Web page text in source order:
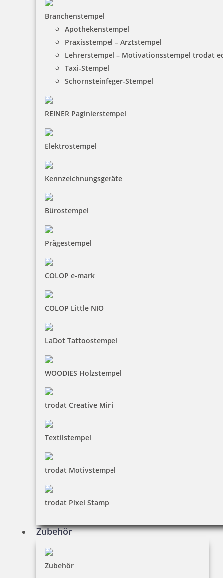
Branchenstempel
Apothekenstempel
Praxisstempel – Arztstempel
Lehrerstempel – Motivationsstempel trodat
Taxi-Stempel
Schornsteinfeger-Stempel
REINER Paginierstempel
Elektrostempel
Kennzeichnungsgeräte
Bürostempel
Prägestempel
COLOP e-mark
COLOP Little NIO
LaDot Tattoostempel
WOODIES Holzstempel
trodat Creative Mini
Textilstempel
trodat Motivstempel
trodat Pixel Stamp
Zubehör
Zubehör